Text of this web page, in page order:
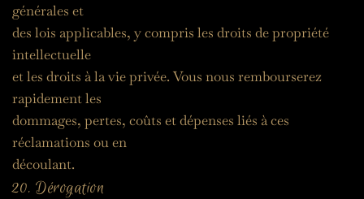
générales et
des lois applicables, y compris les droits de propriété
intellectuelle
et les droits à la vie privée. Vous nous rembourserez
rapidement les
dommages, pertes, coûts et dépenses liés à ces
réclamations ou en
découlant.
20. Dérogation